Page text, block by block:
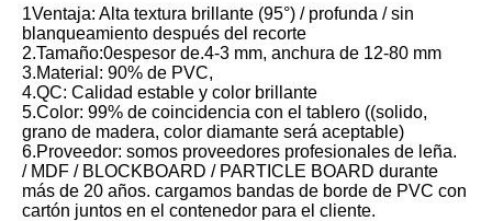
1Ventaja: Alta textura brillante (95°) / profunda / sin
blanqueamiento después del recorte
2.Tamaño:0espesor de.4-3 mm, anchura de 12-80 mm
3.Material: 90% de PVC,
4.QC: Calidad estable y color brillante
5.Color: 99% de coincidencia con el tablero ((solido,
grano de madera, color diamante será aceptable)
6.Proveedor: somos proveedores profesionales de leña.
/ MDF / BLOCKBOARD / PARTICLE BOARD durante
más de 20 años. cargamos bandas de borde de PVC con
cartón juntos en el contenedor para el cliente.